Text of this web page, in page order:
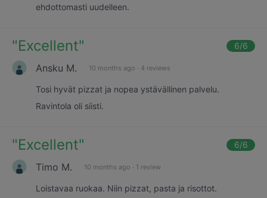
ehdottomasti uudelleen.
"Excellent" 6/6
Ansku M. 10 months ago · 4 reviews
Tosi hyvät pizzat ja nopea ystävällinen palvelu.
Ravintola oli siisti.
"Excellent" 6/6
Timo M. 10 months ago · 1 review
Loistavaa ruokaa. Niin pizzat, pasta ja risottot.